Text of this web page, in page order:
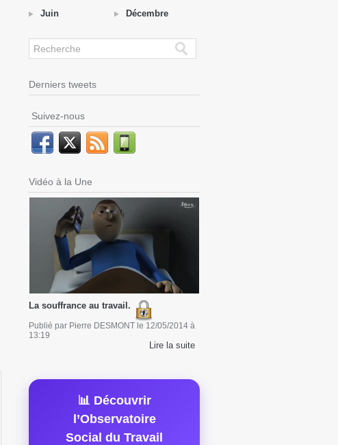
Juin
Décembre
Derniers tweets
Suivez-nous
Vidéo à la Une
La souffrance au travail.
Publié par Pierre DESMONT le 12/05/2014 à
13:19
Lire la suite
📊 Découvrir
l’Observatoire
Social du Travail